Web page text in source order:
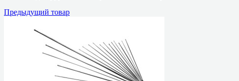
Предыдущий товар